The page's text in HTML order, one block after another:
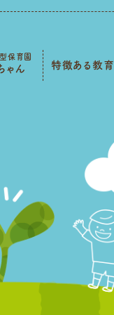
保育園
ゃん 特徴ある教育